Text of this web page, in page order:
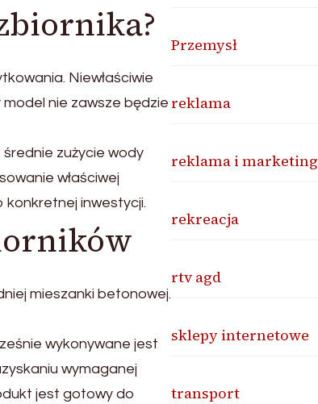
Niewłaściwie
nie zawsze będzie
zużycie wody
właściwej
inwestycji.
mieszanki betonowej.
wykonywane jest
wymaganej
jest gotowy do
Przemysł
reklama
reklama i marketing
rekreacja
rtv agd
sklepy internetowe
transport